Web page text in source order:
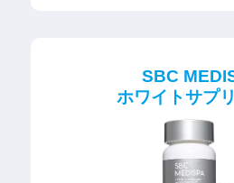
SBC
ホワイトサプ